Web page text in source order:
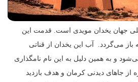
جهان یخدان مویدی است. قدمت این
باز می‌گردد. آب این یخدان از قناتی
و به همین دلیل به این نام نامگذاری
جاهای دیدنی کرمان و هدف بازدید